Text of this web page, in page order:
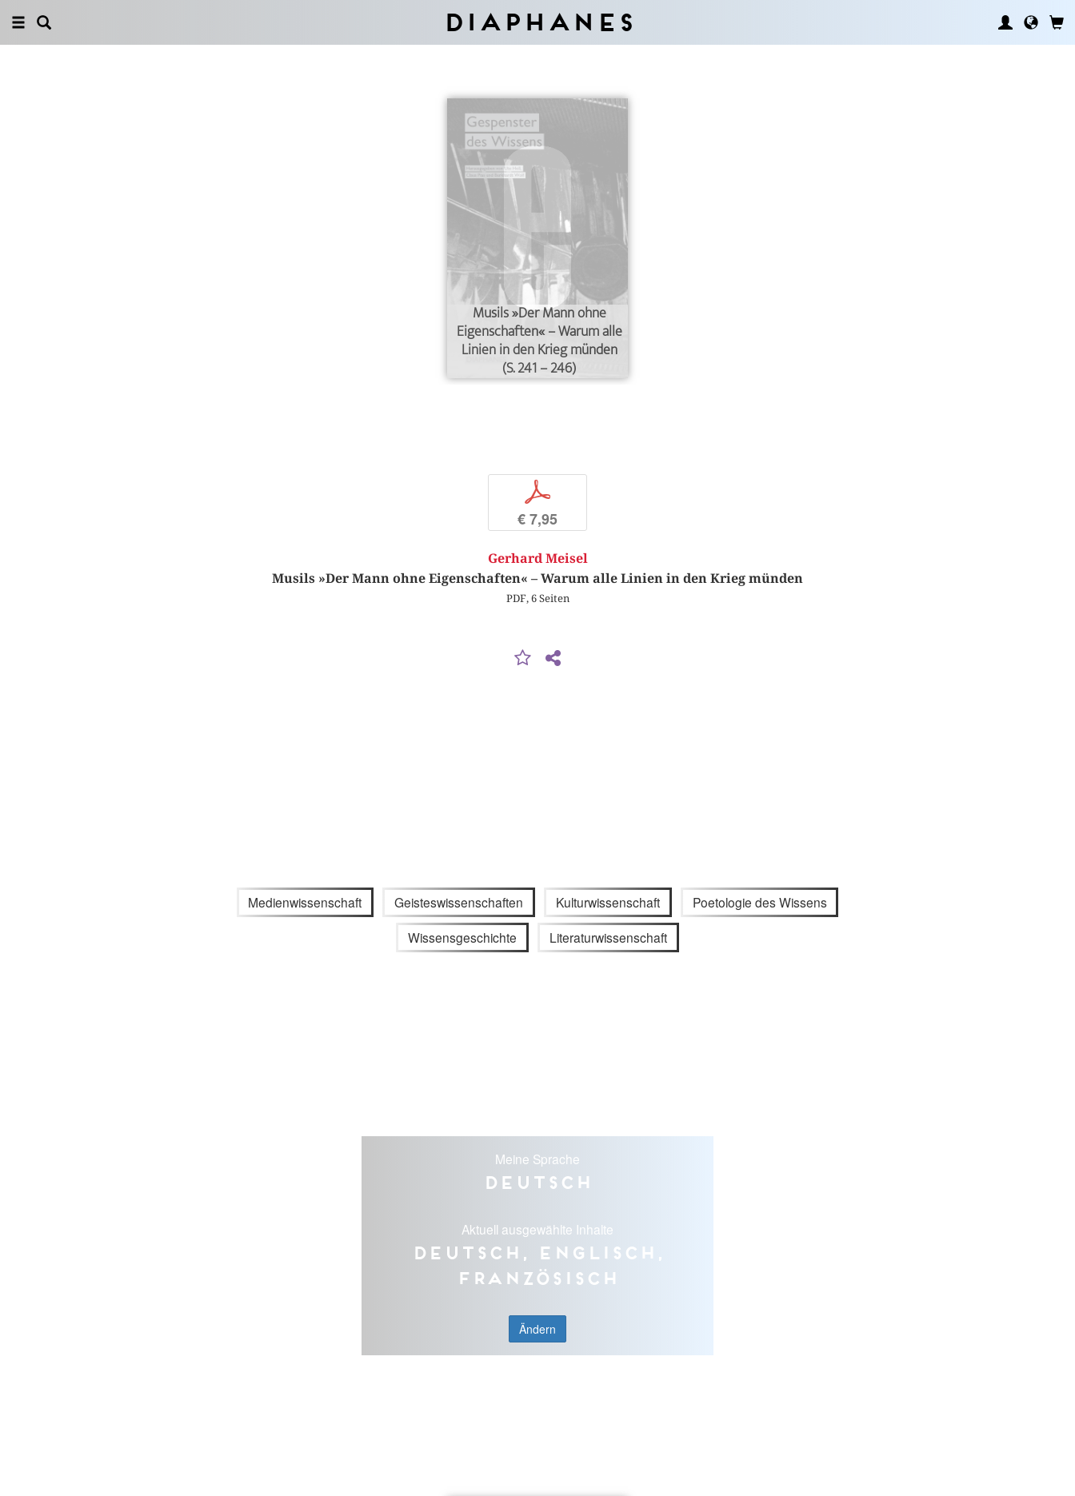
Diaphanes
Musils »Der Mann ohne
Eigenschaften« – Warum alle
Linien in den Krieg münden
(S. 241 – 246)
p
€ 7,95
Gerhard Meisel
Musils »Der Mann ohne Eigenschaften« – Warum alle Linien in den Krieg münden
PDF, 6 Seiten
Medienwissenschaft Geisteswissenschaften Kulturwissenschaft Poetologie des Wissens
Wissensgeschichte Literaturwissenschaft
Meine Sprache
Deutsch
Aktuell ausgewählte Inhalte
Deutsch, Englisch,
Französisch
Ändern